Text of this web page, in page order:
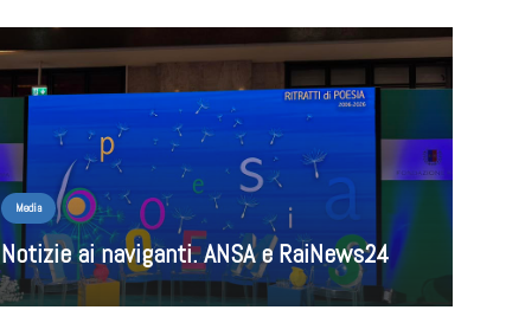
Media
Notizie ai naviganti. ANSA e RaiNews24